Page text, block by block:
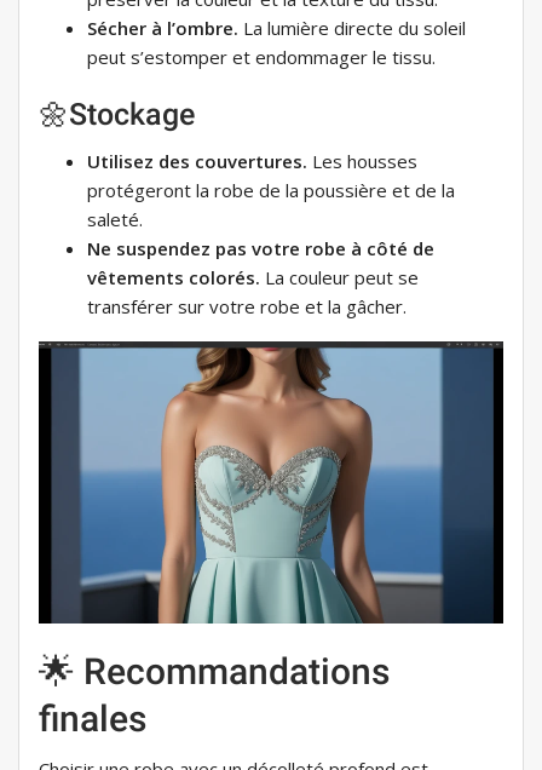
Sécher à l’ombre. La lumière directe du soleil
peut s’estomper et endommager le tissu.
🌼Stockage
Utilisez des couvertures. Les housses
protégeront la robe de la poussière et de la
saleté.
Ne suspendez pas votre robe à côté de
vêtements colorés. La couleur peut se
transférer sur votre robe et la gâcher.
🌟 Recommandations
finales